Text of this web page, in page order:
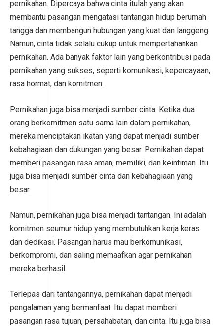
pernikahan. Dipercaya bahwa cinta itulah yang akan
membantu pasangan mengatasi tantangan hidup berumah
tangga dan membangun hubungan yang kuat dan langgeng.
Namun, cinta tidak selalu cukup untuk mempertahankan
pernikahan. Ada banyak faktor lain yang berkontribusi pada
pernikahan yang sukses, seperti komunikasi, kepercayaan,
rasa hormat, dan komitmen.
Pernikahan juga bisa menjadi sumber cinta. Ketika dua
orang berkomitmen satu sama lain dalam pernikahan,
mereka menciptakan ikatan yang dapat menjadi sumber
kebahagiaan dan dukungan yang besar. Pernikahan dapat
memberi pasangan rasa aman, memiliki, dan keintiman. Itu
juga bisa menjadi sumber cinta dan kebahagiaan yang
besar.
Namun, pernikahan juga bisa menjadi tantangan. Ini adalah
komitmen seumur hidup yang membutuhkan kerja keras
dan dedikasi. Pasangan harus mau berkomunikasi,
berkompromi, dan saling memaafkan agar pernikahan
mereka berhasil.
Terlepas dari tantangannya, pernikahan dapat menjadi
pengalaman yang bermanfaat. Itu dapat memberi
pasangan rasa tujuan, persahabatan, dan cinta. Itu juga bisa